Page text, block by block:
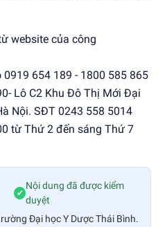
website của công
654 189 - 1800 585 865
Lô C2 Khu Đô Thị Mới Đại
Nội. SĐT 0243 558 5014
từ Thứ 2 đến sáng Thứ 7
✔
Nội dung đã được kiểm
duyệt
Đại học Y Dược Thái Bình.